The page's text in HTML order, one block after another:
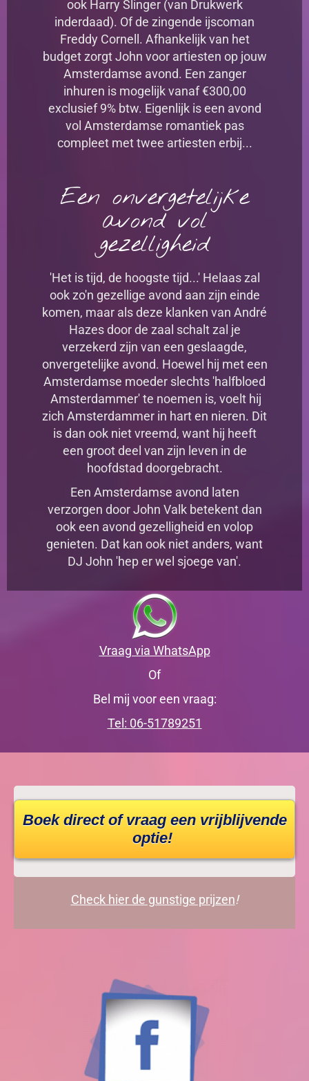
ook Harry Slinger (van Drukwerk
inderdaad). Of de zingende ijscoman
Freddy Cornell. Afhankelijk van het
budget zorgt John voor artiesten op jouw
Amsterdamse avond. Een zanger
inhuren is mogelijk vanaf €300,00
exclusief 9% btw. Eigenlijk is een avond
vol Amsterdamse romantiek pas
compleet met twee artiesten erbij...
Een onvergetelijke
avond vol
gezelligheid
'Het is tijd, de hoogste tijd...' Helaas zal
ook zo'n gezellige avond aan zijn einde
komen, maar als deze klanken van André
Hazes door de zaal schalt zal je
verzekerd zijn van een geslaagde,
onvergetelijke avond. Hoewel hij met een
Amsterdamse moeder slechts 'halfbloed
Amsterdammer' te noemen is, voelt hij
zich Amsterdammer in hart en nieren. Dit
is dan ook niet vreemd, want hij heeft
een groot deel van zijn leven in de
hoofdstad doorgebracht.
Een Amsterdamse avond laten
verzorgen door John Valk betekent dan
ook een avond gezelligheid en volop
genieten. Dat kan ook niet anders, want
DJ John 'hep er wel sjoege van'.
Vraag via WhatsApp
Of
Bel mij voor een vraag:
Tel: 06-51789251
Boek direct of vraag een vrijblijvende
optie!
Check hier de gunstige prijzen!